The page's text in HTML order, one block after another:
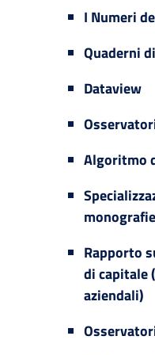
I Numeri
Quaderni
Dataview
Algoritmo
Rapporto
di capitale
aziendali)